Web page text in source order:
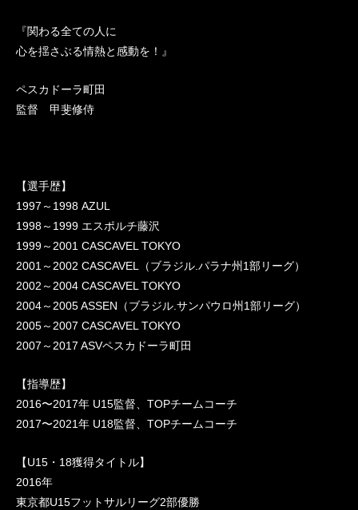
『関わる全ての人に
心を揺さぶる情熱と感動を！』
ペスカドーラ町田
監督 甲斐修侍
【選手歴】
1997～1998 AZUL
1998～1999 エスポルチ藤沢
1999～2001 CASCAVEL TOKYO
2001～2002 CASCAVEL（ブラジル.パラナ州1部リーグ）
2002～2004 CASCAVEL TOKYO
2004～2005 ASSEN（ブラジル.サンパウロ州1部リーグ）
2005～2007 CASCAVEL TOKYO
2007～2017 ASVペスカドーラ町田
【指導歴】
2016〜2017年 U15監督、TOPチームコーチ
2017〜2021年 U18監督、TOPチームコーチ
【U15・18獲得タイトル】
2016年
東京都U15フットサルリーグ2部優勝